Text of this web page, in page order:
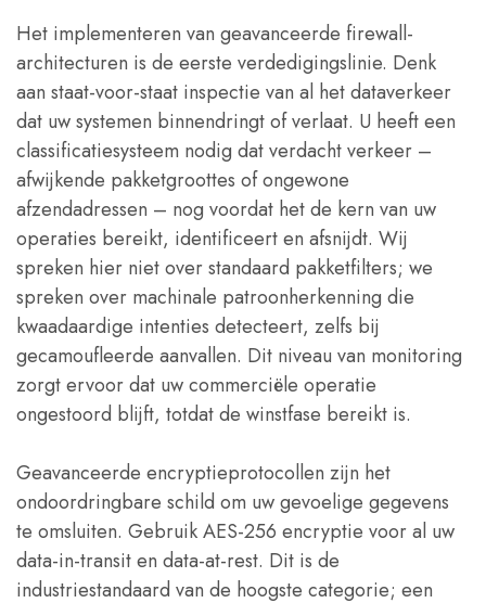
Het implementeren van geavanceerde firewall-
architecturen is de eerste verdedigingslinie. Denk
aan staat-voor-staat inspectie van al het dataverkeer
dat uw systemen binnendringt of verlaat. U heeft een
classificatiesysteem nodig dat verdacht verkeer –
afwijkende pakketgroottes of ongewone
afzendadressen – nog voordat het de kern van uw
operaties bereikt, identificeert en afsnijdt. Wij
spreken hier niet over standaard pakketfilters; we
spreken over machinale patroonherkenning die
kwaadaardige intenties detecteert, zelfs bij
gecamoufleerde aanvallen. Dit niveau van monitoring
zorgt ervoor dat uw commerciële operatie
ongestoord blijft, totdat de winstfase bereikt is.
Geavanceerde encryptieprotocollen zijn het
ondoordringbare schild om uw gevoelige gegevens
te omsluiten. Gebruik AES-256 encryptie voor al uw
data-in-transit en data-at-rest. Dit is de
industriestandaard van de hoogste categorie; een